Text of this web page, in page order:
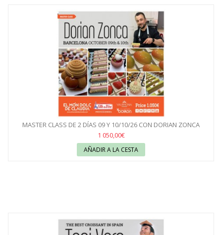
MASTER CLASS DE 2 DÍAS 09 Y 10/10/26 CON DORIAN ZONCA
1 050,00€
AÑADIR A LA CESTA